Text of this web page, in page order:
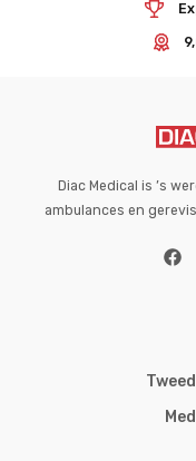
Diac Medical is ’s
ambulances en